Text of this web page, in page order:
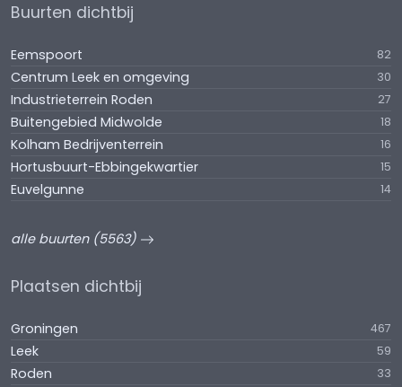
Buurten dichtbij
Eemspoort 82
Centrum Leek en omgeving 30
Industrieterrein Roden 27
Buitengebied Midwolde 18
Kolham Bedrijventerrein 16
Hortusbuurt-Ebbingekwartier 15
Euvelgunne 14
alle buurten (5563)
Plaatsen dichtbij
Groningen 467
Leek 59
Roden 33